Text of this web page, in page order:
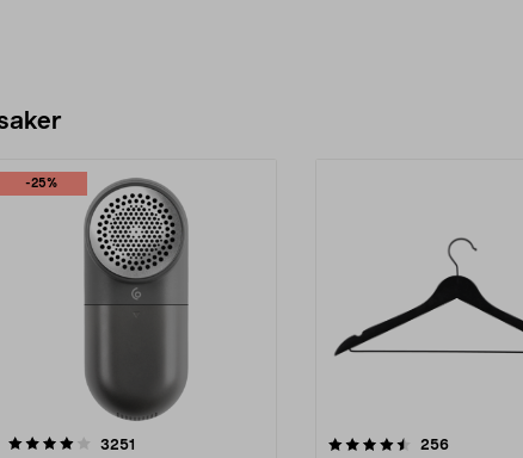
-25%
3251
4.5av 5 stjärnor 256recensioner
4.0av 5 stjärnor